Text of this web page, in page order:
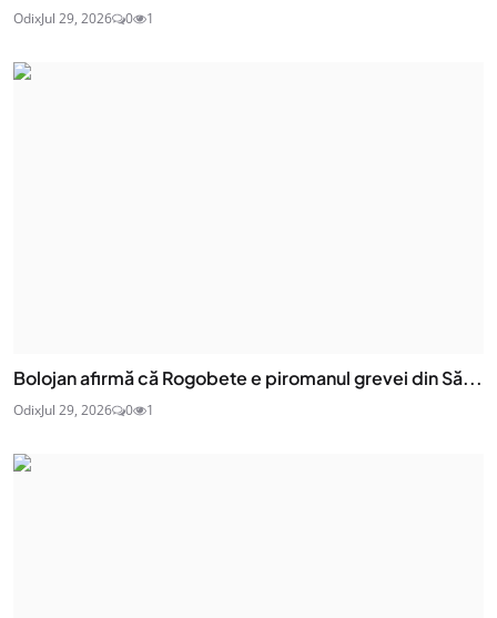
OdixJul 29, 2026 0 1
Bolojan afirmă că Rogobete e piromanul grevei din Să...
OdixJul 29, 2026 0 1